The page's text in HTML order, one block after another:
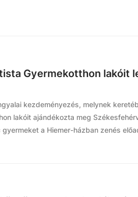
Gyermekotthon lakóit
kezdeményezés, melynek
lakóit ajándékozta meg
a Hiemer-házban zenés